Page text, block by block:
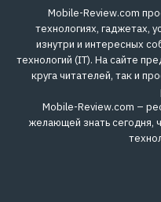
Mobile-Review.com
технологиях, гаджетах,
изнутри и интересных
технологий (IT). На сайте
круга читателей, так и
Mobile-Review.com –
желающей знать сегодня,